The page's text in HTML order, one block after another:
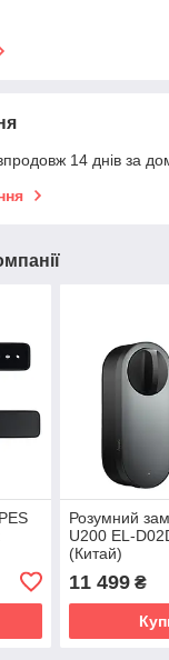
14 днів за
Розумний
U200 EL-
(Китай)
11 499₴